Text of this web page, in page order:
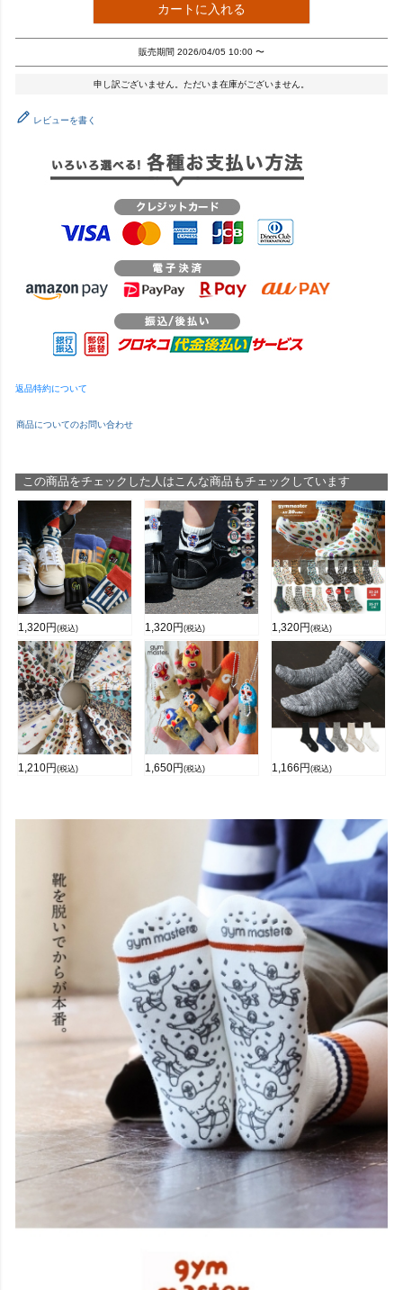
カートに入れる
販売期間 2026/04/05 10:00 〜
申し訳ございません。ただいま在庫がございません。
レビューを書く
返品特約について
商品についてのお問い合わせ
この商品をチェックした人はこんな商品もチェックしています
1,320円 (税込) 1,320円 (税込) 1,320円 (税込)
1,210円 (税込) 1,650円 (税込) 1,166 円 (税込)